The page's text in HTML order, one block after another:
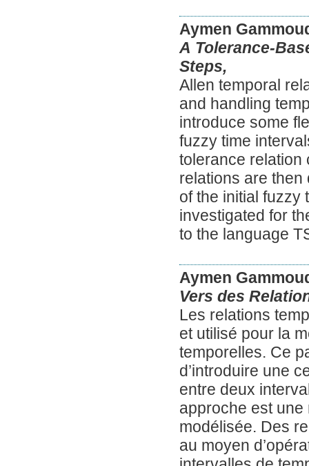
Aymen
A Tolerance-
Steps,
Allen temporal
and handling
introduce some
fuzzy time
tolerance relation
relations are then
of the initial fuzzy
investigated for
to the language
Aymen
Vers des
Les relations
et utilisé pour la
temporelles. Ce
d’introduire une
entre deux
approche est
modélisée. Des
au moyen